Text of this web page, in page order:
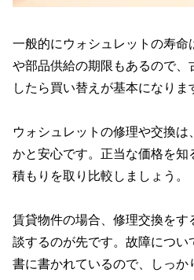
一般的にウォシュレットの寿命
や部品供給の期限もあるので
したら買い替えが基本になりま
ウォシュレットの修理や交換
かと安心です。正当な価格を
積もりを取り比較しましょう。
賃貸物件の場合、修理交換を
談するのが先です。故障につ
書に書かれているので、しっか